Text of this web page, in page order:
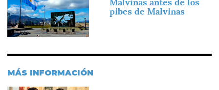
pibes de Malvinas
MÁS INFORMACIÓN